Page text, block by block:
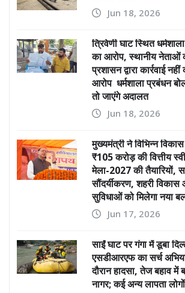
Jun 18, 2026
त्रिवेणी घाट स्थित
का आरोप, स्थानीय नेताओं
प्रशासन द्वारा कार्रवाई
आरोप धर्मशाला प्रबंधन
तो जाएंगे अदालत
Jun 18, 2026
मुख्यमंत्री ने विभिन्न
₹105 करोड़ की वित्तीय
मेला-2027 की तैयारियों,
सौंदर्यीकरण, शहरी
सुविधाओं को मिलेगा नया
Jun 17, 2026
साईं घाट पर गंगा में डूबा
एसडीआरएफ का सर्च
दौरान हादसा, तेज बहाव में
नागर; कई अन्य लापता